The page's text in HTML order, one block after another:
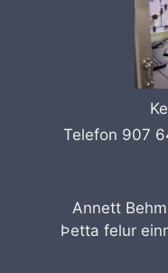
Telefon 907
Annett
Þetta felur